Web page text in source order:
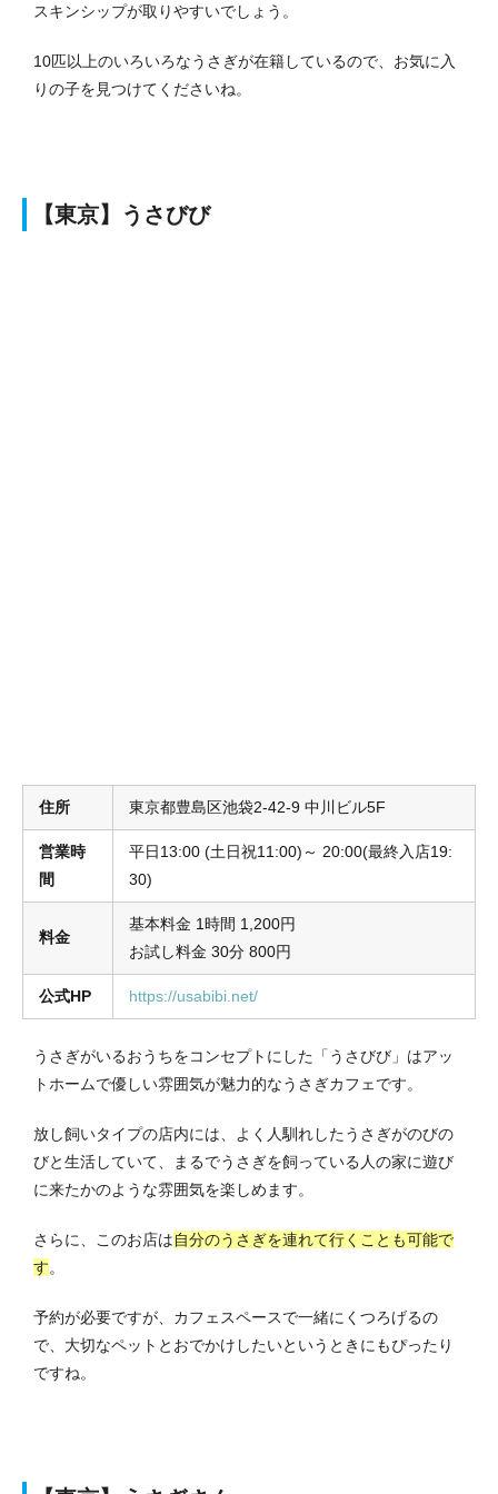
スキンシップが取りやすいでしょう。
10匹以上のいろいろなうさぎが在籍しているので、お気に入
りの子を見つけてくださいね。
【東京】うさびび
住所 東京都豊島区池袋2-42-9 中川ビル5F
営業時
間
平日13:00 (土日祝11:00)～ 20:00(最終入店19:
30)
料金
基本料金 1時間 1,200円
お試し料金 30分 800円
公式HP https://usabibi.net/
うさぎがいるおうちをコンセプトにした「うさびび」はアッ
トホームで優しい雰囲気が魅力的なうさぎカフェです。
放し飼いタイプの店内には、よく人馴れしたうさぎがのびの
びと生活していて、まるでうさぎを飼っている人の家に遊び
に来たかのような雰囲気を楽しめます。
さらに、このお店は自分のうさぎを連れて行くことも可能で
す。
予約が必要ですが、カフェスペースで一緒にくつろげるの
で、大切なペットとおでかけしたいというときにもぴったり
ですね。